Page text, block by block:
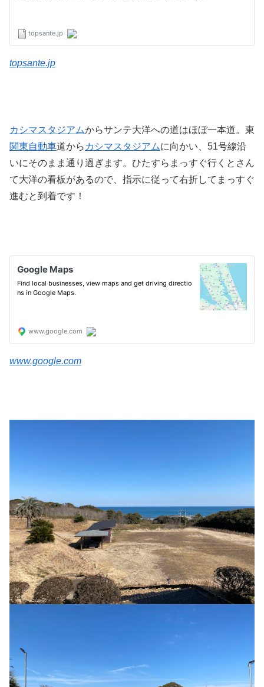
topsante.jp
カシマスタジアムからサンテ大洋への道はほぼ一本道。東
関東自動車道から カシマスタジアムに向かい、51号線沿
いにそのまま通り過ぎます。ひたすらまっすぐ行くとさん
て大洋の看板があるので、指示に従って右折してまっすぐ
進むと到着です！
www.google.com